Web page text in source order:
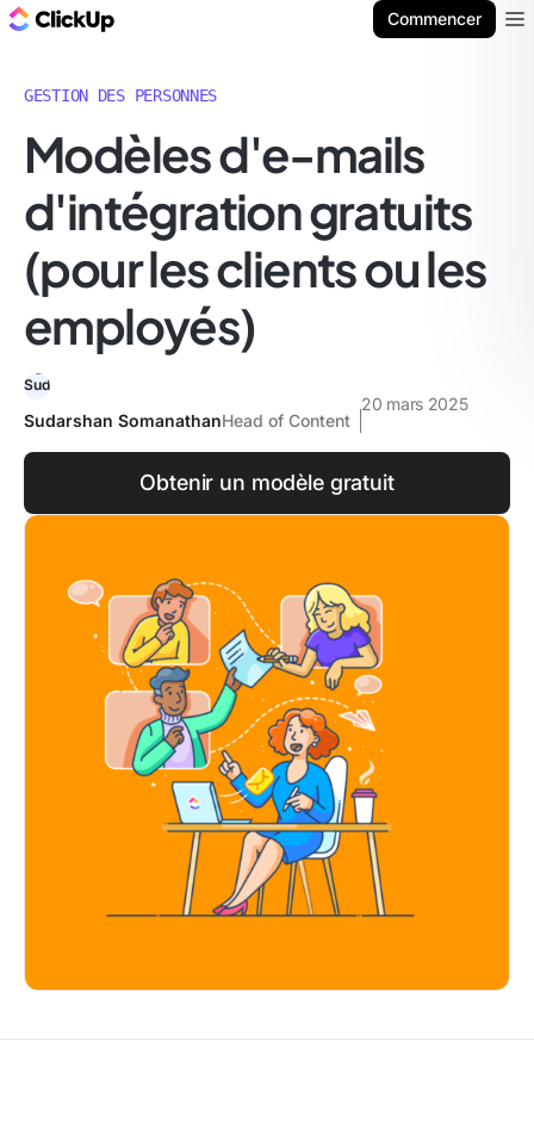
Commencer
GESTION DES PERSONNES
Modèles d'e-mails
d'intégration gratuits
(pour les clients ou les
employés)
Sudarshan SomanathanHead of Content
20 mars 2025
Obtenir un modèle gratuit